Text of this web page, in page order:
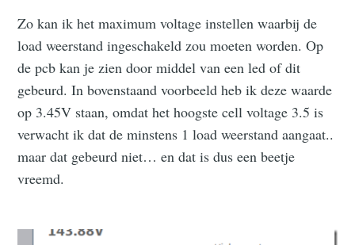
Zo kan ik het maximum voltage instellen waarbij de
load weerstand ingeschakeld zou moeten worden. Op
de pcb kan je zien door middel van een led of dit
gebeurd. In bovenstaand voorbeeld heb ik deze waarde
op 3.45V staan, omdat het hoogste cell voltage 3.5 is
verwacht ik dat de minstens 1 load weerstand aangaat..
maar dat gebeurd niet… en dat is dus een beetje
vreemd.